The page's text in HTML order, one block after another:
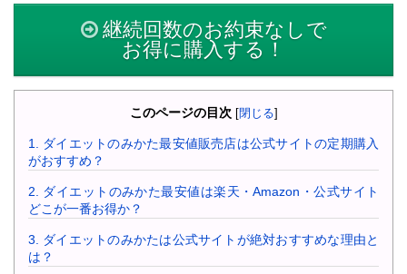
継続回数のお約束なしで
お得に購入する！
このページの目次 [閉じる]
1.
ダイエットのみかた最安値販売店は公式サイトの定期購入
がおすすめ？
2.
ダイエットのみかた最安値は楽天・Amazon・公式サイト
どこが一番お得か？
3.
ダイエットのみかたは公式サイトが絶対おすすめな理由と
は？